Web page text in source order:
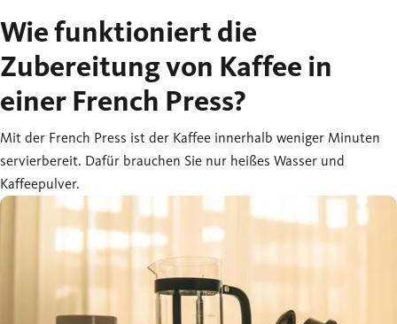
Wie funktioniert die
Zubereitung von Kaffee in
einer French Press?
Mit der French Press ist der Kaffee innerhalb weniger Minuten
servierbereit. Dafür brauchen Sie nur heißes Wasser und
Kaffeepulver.